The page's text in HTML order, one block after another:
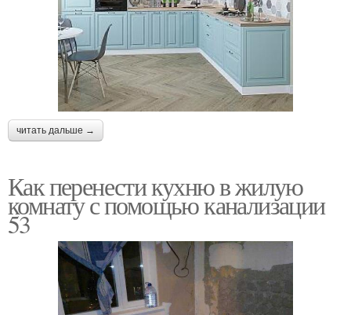
читать дальше →
Как перенести кухню в жилую
комнату с помощью канализации
53